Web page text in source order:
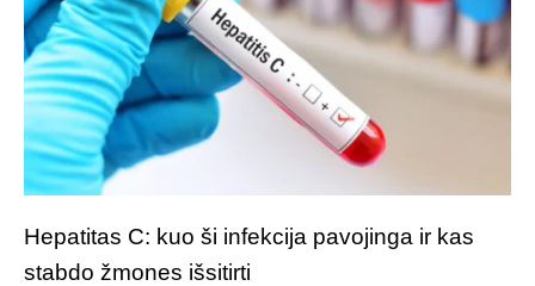
Hepatitas C: kuo ši infekcija pavojinga ir kas
stabdo žmones išsitirti